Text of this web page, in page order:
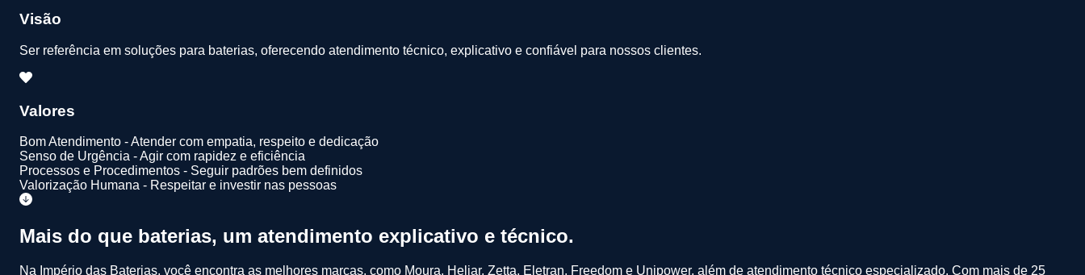
Visão
Ser referência em soluções para baterias, oferecendo atendimento técnico, explicativo e confiável para nossos clientes.
Valores
Bom Atendimento - Atender com empatia, respeito e dedicação
Senso de Urgência - Agir com rapidez e eficiência
Processos e Procedimentos - Seguir padrões bem definidos
Valorização Humana - Respeitar e investir nas pessoas
Mais do que baterias, um atendimento explicativo e técnico.
Na Império das Baterias, você encontra as melhores marcas, como Moura, Heliar, Zetta, Eletran, Freedom e Unipower, além de atendimento técnico especializado. Com mais de 25